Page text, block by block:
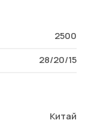
2500
28/20/15
Китай